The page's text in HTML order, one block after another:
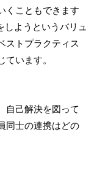
くこともできます
しようというバリュ
ストプラクティス
ています。
自己解決を図って
同士の連携はどの